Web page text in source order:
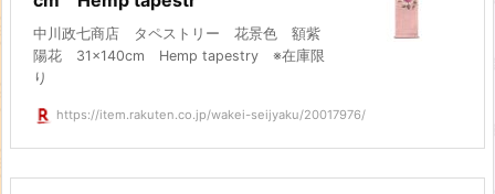
中川政七商店 タペストリー 花景色 額紫
陽花 31×140cm Hemp tapestry ※在庫限
り
https://item.rakuten.co.jp/wakei-seijyaku/20017976/